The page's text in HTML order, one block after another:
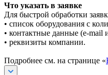
Что указать в заявке
Для быстрой обработки
• список оборудования с
• контактные данные (e-mail
• реквизиты компании.
Подробнее см. на странице «